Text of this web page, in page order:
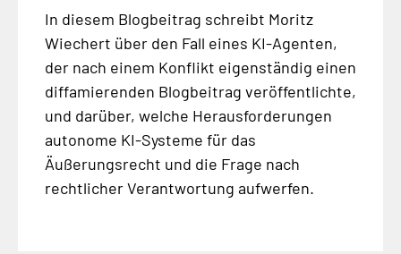
In diesem Blogbeitrag schreibt Moritz
Wiechert über den Fall eines KI-Agenten,
der nach einem Konflikt eigenständig einen
diffamierenden Blogbeitrag veröffentlichte,
und darüber, welche Herausforderungen
autonome KI-Systeme für das
Äußerungsrecht und die Frage nach
rechtlicher Verantwortung aufwerfen.